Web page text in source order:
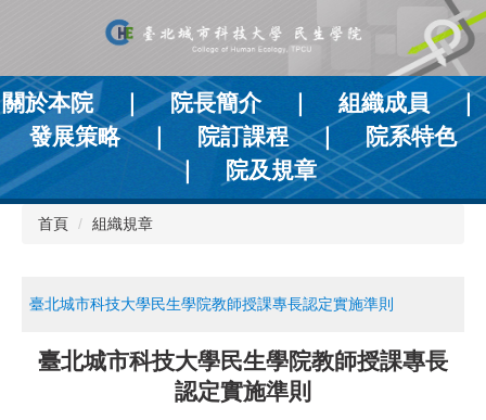
要
內
容
區
關於本院 ｜院長簡介 組織成員 ｜
發展策略 ｜ 院訂課程 ｜院系特色
｜
院及規章
首頁 組織規章
臺北城市科技大學民生學院教師授課專長認定實施準則
臺北城市科技大學民生學院教師授課專長
認定實施準則